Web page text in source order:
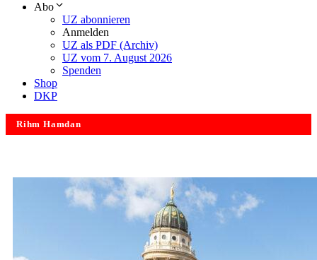
Abo
UZ abonnieren
Anmelden
UZ als PDF (Archiv)
UZ vom 7. August 2026
Spenden
Shop
DKP
Rihm Hamdan